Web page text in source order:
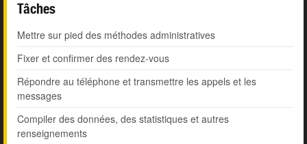
Tâches
Mettre sur pied des méthodes administratives
Fixer et confirmer des rendez-vous
Répondre au téléphone et transmettre les appels et les
messages
Compiler des données, des statistiques et autres
renseignements